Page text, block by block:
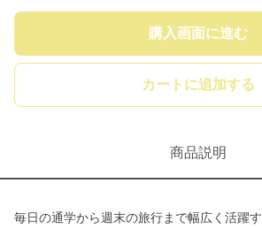
購入画面に進む
カートに追加する
商品説明
毎日の通学から週末の旅行まで幅広く活躍